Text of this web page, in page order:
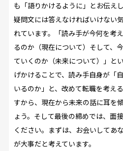
も「語りかけるように」とお伝え
疑問文には答えなければいけない
れています。「読み手が今何を考
るのか（現在について）そして、
ていくのか（未来について）」と
げかけることで、読み手自身が「
いるのか」と、改めて転職を考え
すから、現在から未来の話に耳を
ょう。そして最後の締めでは、面
ください。まずは、お会いしてあ
が大事だと考えています。